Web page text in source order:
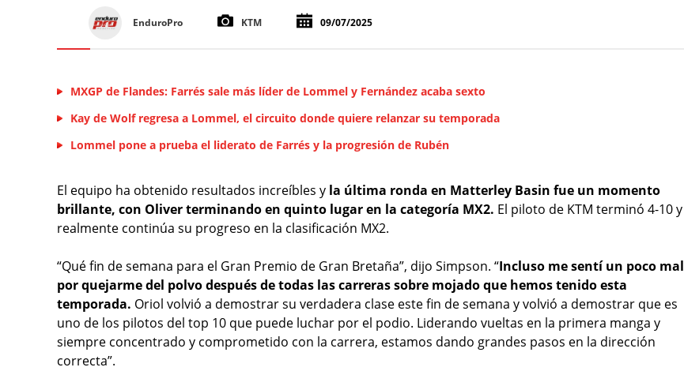
EnduroPro KTM 09/07/2025
MXGP de Flandes: Farrés sale más líder de Lommel y Fernández acaba sexto
Kay de Wolf regresa a Lommel, el circuito donde quiere relanzar su temporada
Lommel pone a prueba el liderato de Farrés y la progresión de Rubén
El equipo ha obtenido resultados increíbles y la última ronda en Matterley Basin fue un momento
brillante, con Oliver terminando en quinto lugar en la categoría MX2. El piloto de KTM terminó 4-10 y
realmente continúa su progreso en la clasificación MX2.
“Qué fin de semana para el Gran Premio de Gran Bretaña”, dijo Simpson. “Incluso me sentí un poco mal
por quejarme del polvo después de todas las carreras sobre mojado que hemos tenido esta
temporada. Oriol volvió a demostrar su verdadera clase este fin de semana y volvió a demostrar que es
uno de los pilotos del top 10 que puede luchar por el podio. Liderando vueltas en la primera manga y
siempre concentrado y comprometido con la carrera, estamos dando grandes pasos en la dirección
correcta”.